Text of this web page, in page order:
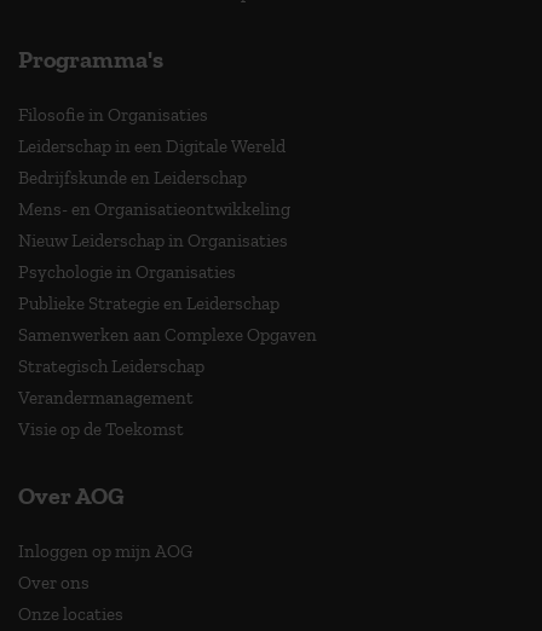
Programma's
Filosofie in Organisaties
Leiderschap in een Digitale Wereld
Bedrijfskunde en Leiderschap
Mens- en Organisatieontwikkeling
Nieuw Leiderschap in Organisaties
Psychologie in Organisaties
Publieke Strategie en Leiderschap
Samenwerken aan Complexe Opgaven
Strategisch Leiderschap
Verandermanagement
Visie op de Toekomst
Over AOG
Inloggen op mijn AOG
Over ons
Onze locaties